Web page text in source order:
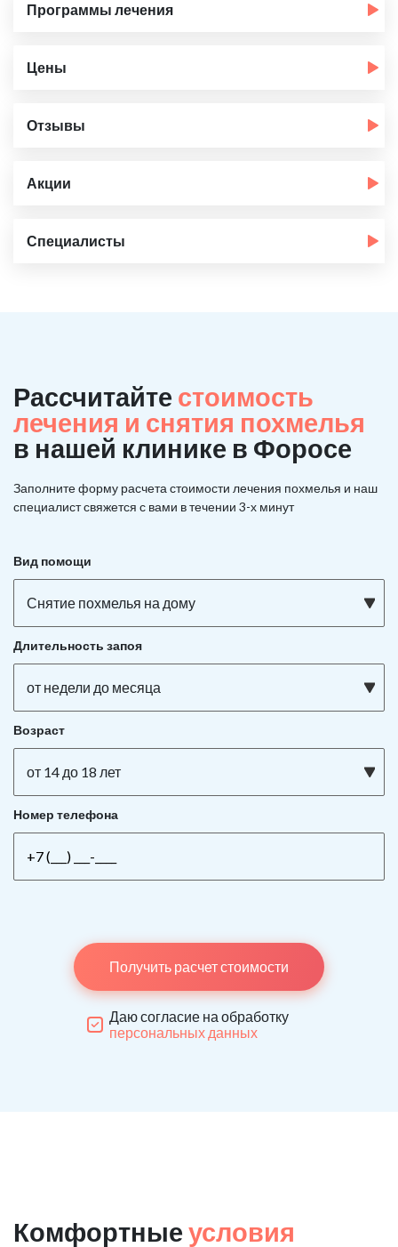
Программы лечения
Цены
Отзывы
Акции
Специалисты
Рассчитайте стоимость
лечения и снятия похмелья
в нашей клинике в Форосе
Заполните форму расчета стоимости лечения похмелья и наш
специалист свяжется с вами в течении 3-х минут
Вид помощи
Снятие похмелья на дому
Длительность запоя
от недели до месяца
Возраст
от 14 до 18 лет
Номер телефона
Получить расчет стоимости
Даю согласие на обработку
персональных данных
Комфортные условия